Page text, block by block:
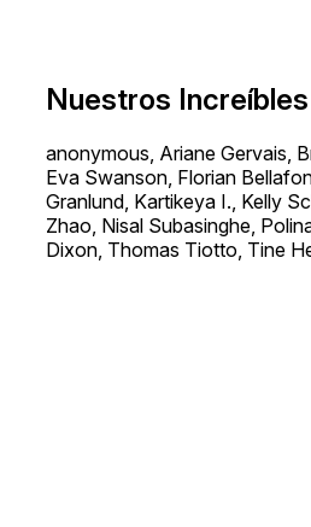
Nuestros
anonymous, Ariane Gervais,
Eva Swanson, Florian
Granlund, Kartikeya I., Kelly
Zhao, Nisal Subasinghe,
Dixon, Thomas Tiotto, Tine